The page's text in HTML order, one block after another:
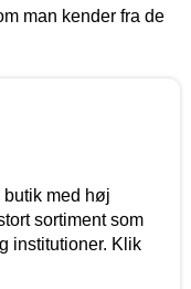
man kender fra de
butik med høj
sortiment som
institutioner. Klik